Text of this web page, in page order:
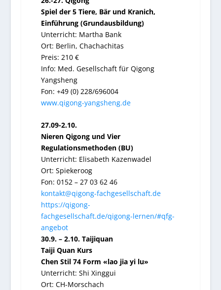
Spiel der 5 Tiere, Bär und Kranich,
Einführung (Grundausbildung)
Unterricht: Martha Bank
Ort: Berlin, Chachachitas
Preis: 210 €
Info: Med. Gesellschaft für Qigong
Yangsheng
Fon: +49 (0) 228/696004
www.qigong-yangsheng.de
27.09-2.10.
Nieren Qigong und Vier
Regulationsmethoden (BU)
Unterricht: Elisabeth Kazenwadel
Ort: Spiekeroog
Fon: 0152 – 27 03 62 46
kontakt@qigong-fachgesellschaft.de
https://qigong-
fachgesellschaft.de/qigong-lernen/#qfg-
angebot
30.9. – 2.10. Taijiquan
Taiji Quan Kurs
Chen Stil 74 Form «lao jia yi lu»
Unterricht: Shi Xinggui
Ort: CH-Morschach